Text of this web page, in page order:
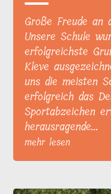
Große Freude an
Unsere Schule
erfolgreichste
Kleve
uns die meisten
erfolgreich das
Sportabzeichen
herausragende...
mehr lesen